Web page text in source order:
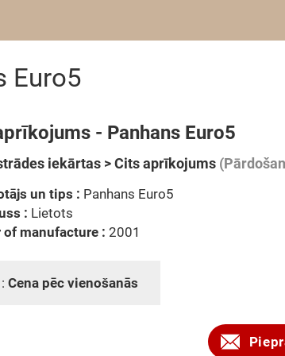
Euro5
- Panhans Euro5
iekārtas > Cits aprīkojums
un tips : Panhans Euro5
: Lietots
of manufacture : 2001
Cena pēc vienošanās